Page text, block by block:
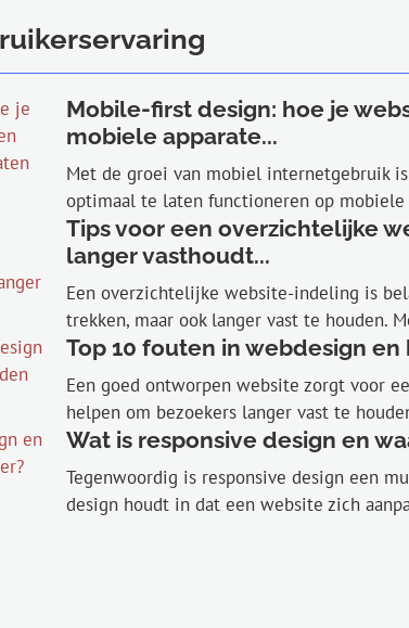
Mobile-first design: hoe je
mobiele apparate...
Met de groei van mobiel internetgebruik
optimaal te laten functioneren op mobiele
Tips voor een overzichtelijke
langer vasthoudt...
Een overzichtelijke website-indeling is
trekken, maar ook langer vast te houden.
Top 10 fouten in webdesign
Een goed ontworpen website zorgt voor
helpen om bezoekers langer vast te
Wat is responsive design en
Tegenwoordig is responsive design een
design houdt in dat een website zich